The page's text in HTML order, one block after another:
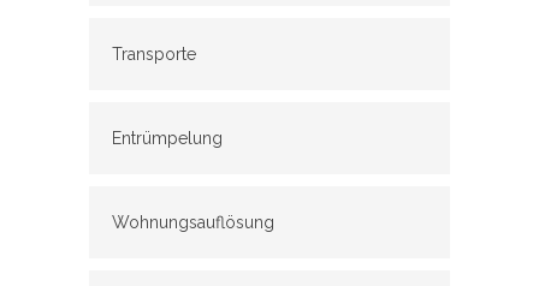
Transporte
Entrümpelung
Wohnungsauflösung